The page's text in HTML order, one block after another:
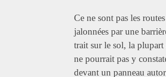
Ce ne sont pas les
jalonnées par une
trait sur le sol, la plupart
ne pourrait pas y
devant un panneau